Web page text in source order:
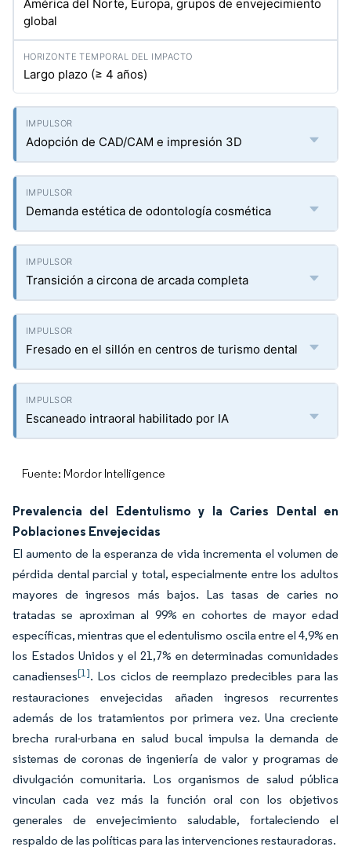
América del Norte, Europa, grupos de envejecimiento
global
Largo plazo (≥ 4 años)
Adopción de CAD/CAM e impresión 3D
Demanda estética de odontología cosmética
Transición a circona de arcada completa
Fresado en el sillón en centros de turismo dental
Escaneado intraoral habilitado por IA
Fuente: Mordor Intelligence
Prevalencia del Edentulismo y la Caries Dental en
Poblaciones Envejecidas
El aumento de la esperanza de vida incrementa el volumen de
pérdida dental parcial y total, especialmente entre los adultos
mayores de ingresos más bajos. Las tasas de caries no
tratadas se aproximan al 99% en cohortes de mayor edad
específicas, mientras que el edentulismo oscila entre el 4,9% en
los Estados Unidos y el 21,7% en determinadas comunidades
canadienses[1]. Los ciclos de reemplazo predecibles para las
restauraciones envejecidas añaden ingresos recurrentes
además de los tratamientos por primera vez. Una creciente
brecha rural-urbana en salud bucal impulsa la demanda de
sistemas de coronas de ingeniería de valor y programas de
divulgación comunitaria. Los organismos de salud pública
vinculan cada vez más la función oral con los objetivos
generales de envejecimiento saludable, fortaleciendo el
respaldo de las políticas para las intervenciones restauradoras.